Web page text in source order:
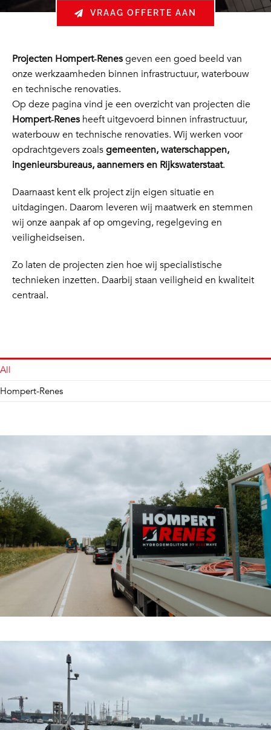
VRAAG OFFERTE AAN
Projecten Hompert‑Renesgeven een goed beeld van
onze werkzaamheden binnen infrastructuur, waterbouw
en technische renovaties.
Op deze pagina vind je een overzicht van projecten die
Hompert‑Renesheeft uitgevoerd binnen infrastructuur,
waterbouw en technische renovaties. Wij werken voor
opdrachtgevers zoalsgemeenten, waterschappen,
ingenieursbureaus, aannemers en Rijkswaterstaat.
Daarnaast kent elk project zijn eigen situatie en
uitdagingen. Daarom leveren wij maatwerk en stemmen
wij onze aanpak af op omgeving, regelgeving en
veiligheidseisen.
Zo laten de projecten zien hoe wij specialistische
technieken inzetten. Daarbij staan veiligheid en kwaliteit
centraal.
All
Hompert-Renes